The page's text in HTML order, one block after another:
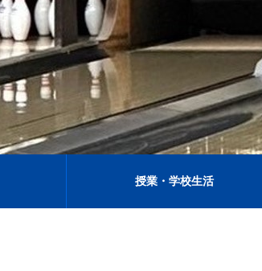
授業・学校生活